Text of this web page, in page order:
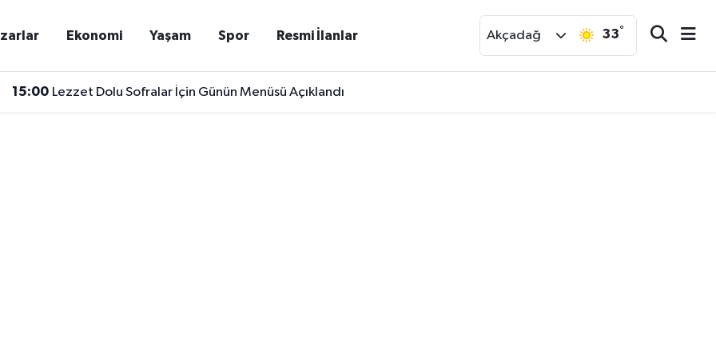
Ekonomi Yaşam Spor Resmi İlanlar Akçadağ 33°
15:00 Lezzet Dolu Sofralar İçin Günün Menüsü Açıklandı